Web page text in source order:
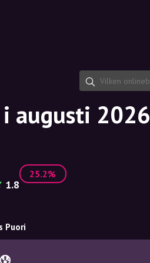
augusti 2026
1.8
25.2%
Puori